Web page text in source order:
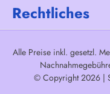
Rechtliches
Alle Preise inkl. gesetzl.
© Copyright 2026 |